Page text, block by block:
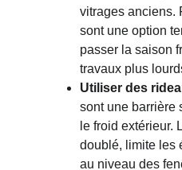
vitrages anciens.
sont une option
passer la saison
travaux plus
Utiliser des
sont une barrière
le froid extérieur.
doublé, limite les
au niveau des